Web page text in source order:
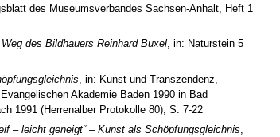
des Museumsverbandes Sachsen-Anhalt, Heft 1
des Bildhauers Reinhard Buxel, in: Naturstein 5
, in: Kunst und Transzendenz,
Akademie Baden 1990 in Bad
1991 (Herrenalber Protokolle 80), S. 7-22
– leicht geneigt“ – Kunst als Schöpfungsgleichnis,